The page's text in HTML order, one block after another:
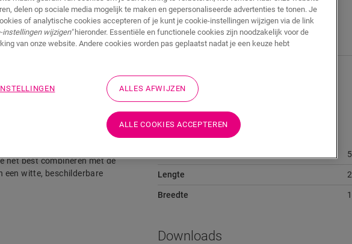
plinten zijn gemakkelijk te
het best combineren met de
een witte, beschilderbare
Afmetingen
Lengte
Breedte
Downloads
delen op sociale media mogelijk te maken en gepersonaliseerde advertenties te tonen. Je
of analytische cookies accepteren of je kunt je cookie-instellingen wijzigen via de link
instellingen wijzigen"hieronder. Essentiële en functionele cookies zijn noodzakelijk voor de
van onze website. Andere cookies worden pas geplaatst nadat je een keuze hebt
ALLES AFWIJZEN
ALLE COOKIES ACCEPTEREN